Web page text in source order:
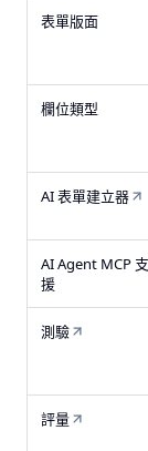
表單版面
欄位類型
AI 表單建立器
AI Agent MCP 支
援
測驗
評量